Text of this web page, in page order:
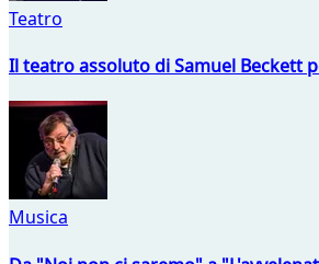
Teatro
Il teatro assoluto di Samuel Beckett
Musica